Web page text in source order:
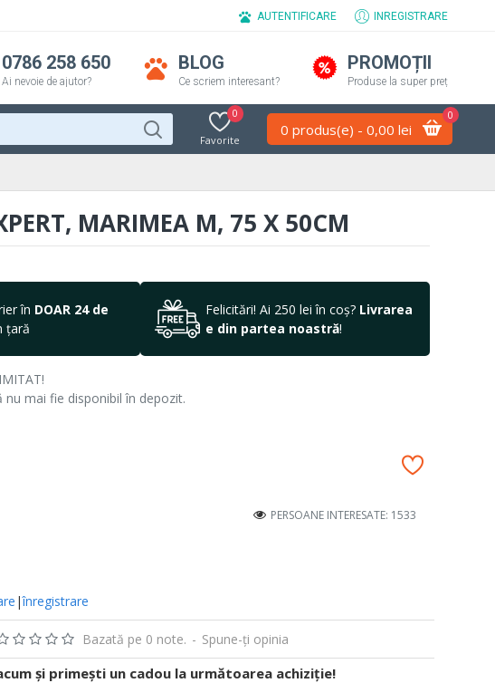
AUTENTIFICARE INREGISTRARE
0786 258 650
Ai nevoie de ajutor?
BLOG
Ce scriem interesant?
PROMOȚII
Produse la super preț
Favorite
0
0 produs(e) - 0,00 lei
0
MARIMEA M, 75 X 50CM
în DOAR 24 de
țară
Felicitări! Ai 250 lei în coș? Livrarea
e din partea noastră!
nu mai fie disponibil în depozit.
|înregistrare
PERSOANE INTERESATE: 1533
Bazată pe 0 note. - Spune-ţi opinia
și primești un cadou la următoarea achiziție!